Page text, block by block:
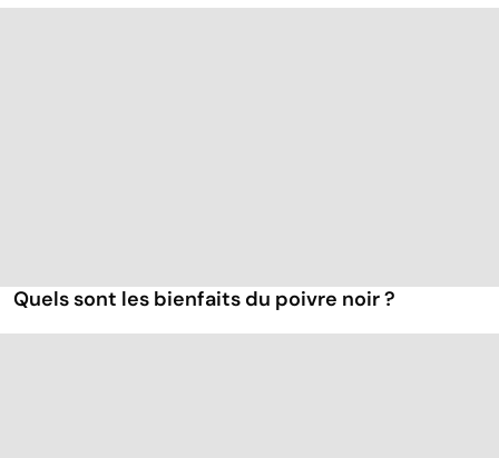
Quels sont les bienfaits du poivre noir ?